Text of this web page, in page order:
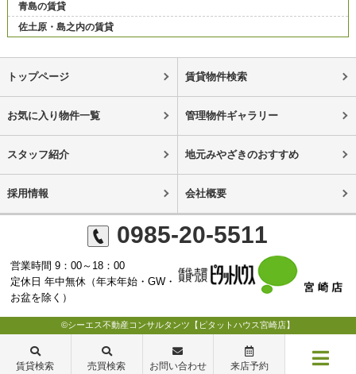
青島の賃貸
佐土原・島之内の賃貸
トップページ 賃貸物件検索
お気に入り物件一覧 管理物件ギャラリー
スタッフ紹介 地元みやざきのおすすめ
採用情報 会社概要
0985-20-5511
営業時間 9：00～18：00
定休日 年中無休（年末年始・GW・
お盆を除く）
©シーエス不動産コンサルタンツ【ピタットハウス宮崎店】
賃貸検索 売買検索 お問い合わせ 来店予約